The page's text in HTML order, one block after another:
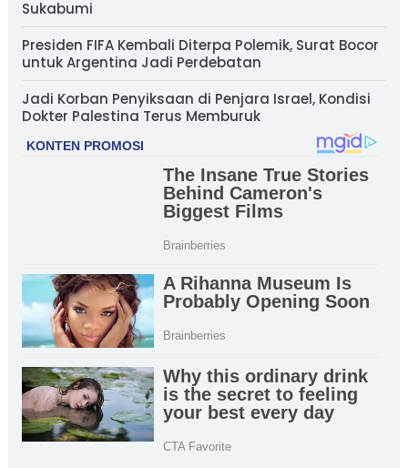
Sukabumi
Presiden FIFA Kembali Diterpa Polemik, Surat Bocor
untuk Argentina Jadi Perdebatan
Jadi Korban Penyiksaan di Penjara Israel, Kondisi
Dokter Palestina Terus Memburuk